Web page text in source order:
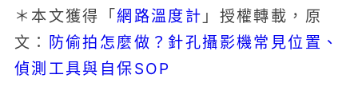
＊本文獲得「 網路溫度計 」授權轉載，原
文：
防偷拍怎麼做？針孔攝影機常見位置、
偵測工具與自保SOP